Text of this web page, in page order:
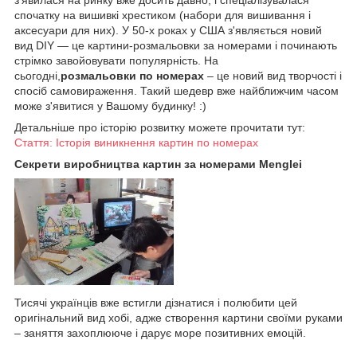
спочатку на вишивкі хрестиком (набори для вишивання і
аксесуари для них). У 50-х роках у США з'являється новий
вид DIY — це картини-розмальовки за номерами і починають
стрімко завойовувати популярність. На
сьогодні,розмальовки по номерах – це новий вид творчості і
спосіб самовираження. Такий шедевр вже найближчим часом
може з'явитися у Вашому будинку! :)
Детальніше про історію розвитку можете прочитати тут:
Стаття: Історія виникнення картин по номерах
Секрети виробництва картин за номерами Menglei
Тисячі українців вже встигли дізнатися і полюбити цей
оригінальний вид хобі, адже створення картини своїми руками
– заняття захоплююче і дарує море позитивних емоцій.